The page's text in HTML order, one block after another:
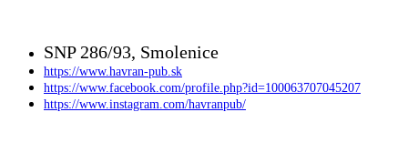
SNP 286/93, Smolenice
https://www.havran-pub.sk
https://www.facebook.com/profile.php?id=100063707045207
https://www.instagram.com/havranpub/